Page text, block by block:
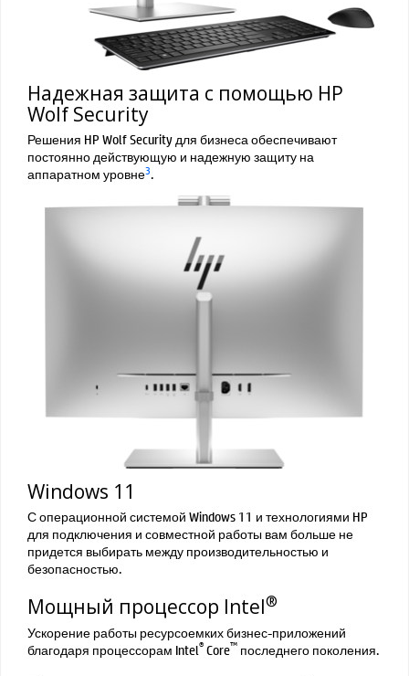
Надежная защита с помощью HP
Wolf Security
Решения HP Wolf Security для бизнеса обеспечивают
постоянно действующую и надежную защиту на
аппаратном уровне3.
Windows 11
С операционной системой Windows 11 и технологиями HP
для подключения и совместной работы вам больше не
придется выбирать между производительностью и
безопасностью.
Мощный процессор Intel®
Ускорение работы ресурсоемких бизнес-приложений
благодаря процессорам Intel®Core™ последнего поколения.